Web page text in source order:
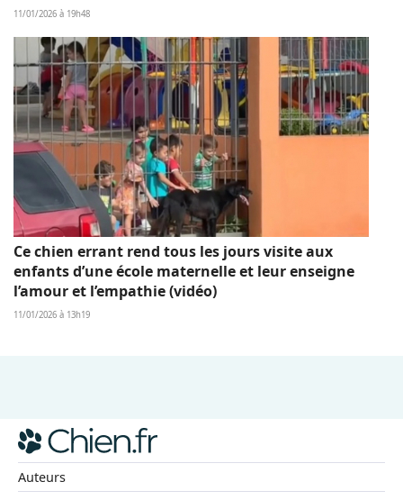
11/01/2026 à 19h48
Ce chien errant rend tous les jours visite aux
enfants d’une école maternelle et leur enseigne
l’amour et l’empathie (vidéo)
11/01/2026 à 13h19
Auteurs